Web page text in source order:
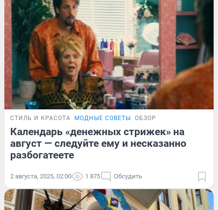
СТИЛЬ И КРАСОТА МОДНЫЕ СОВЕТЫ ОБЗОР
Календарь «денежных стрижек» на
август — следуйте ему и несказанно
разбогатеете
2 августа, 2025, 02:00 1 875 Обсудить